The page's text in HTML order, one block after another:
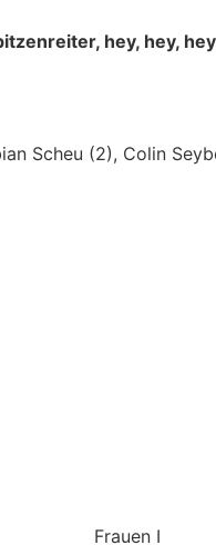
hey, hey,
Scheu (2), Colin
Frauen I